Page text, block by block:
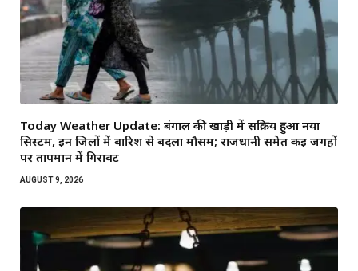
Today Weather Update: बंगाल की खाड़ी में सक्रिय हुआ नया
सिस्टम, इन जिलों में बारिश से बदला मौसम; राजधानी समेत कई जगहों
पर तापमान में गिरावट
AUGUST 9, 2026